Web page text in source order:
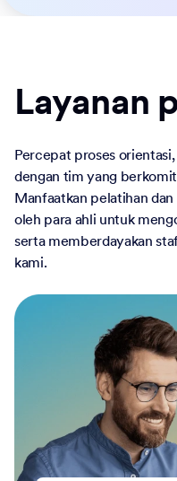
Layanan
Percepat proses
dengan tim yang
Manfaatkan pelatihan
oleh para ahli untuk
serta memberdayakan
kami.